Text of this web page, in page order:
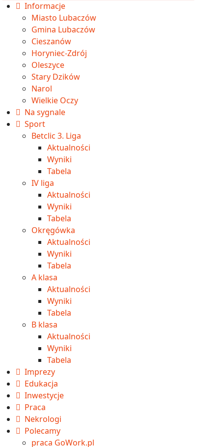
Informacje
Miasto Lubaczów
Gmina Lubaczów
Cieszanów
Horyniec-Zdrój
Oleszyce
Stary Dzików
Narol
Wielkie Oczy
Na sygnale
Sport
Betclic 3. Liga
Aktualności
Wyniki
Tabela
IV liga
Aktualności
Wyniki
Tabela
Okręgówka
Aktualności
Wyniki
Tabela
A klasa
Aktualności
Wyniki
Tabela
B klasa
Aktualności
Wyniki
Tabela
Imprezy
Edukacja
Inwestycje
Praca
Nekrologi
Polecamy
praca GoWork.pl